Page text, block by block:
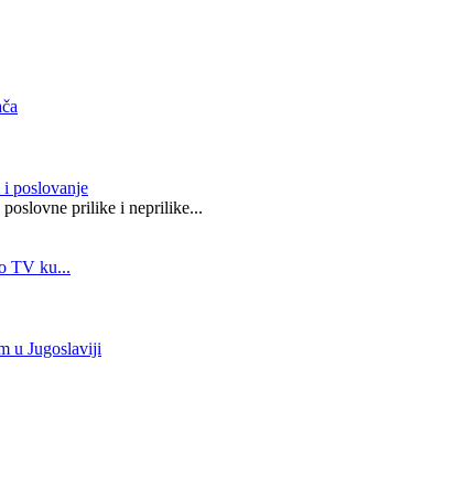
poslovanje
prilike i neprilike...
TV ku...
u Jugoslaviji